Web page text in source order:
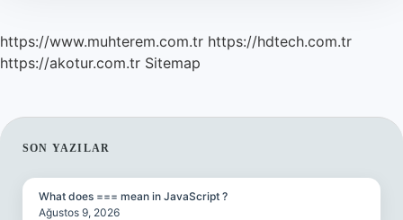
https://www.muhterem.com.tr https://hdtech.com.tr
https://akotur.com.tr Sitemap
SIDEBAR
SON YAZILAR
What does === mean in JavaScript ?
Ağustos 9, 2026